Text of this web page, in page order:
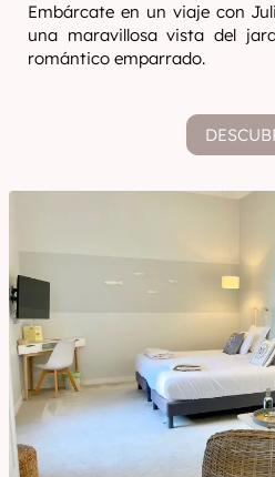
Embárcate en un viaje con
una maravillosa vista del
romántico emparrado.